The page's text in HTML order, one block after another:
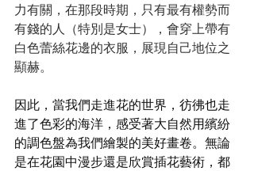
力有關，在那段時期，只有最有權勢而
有錢的人（特別是女士），會穿上帶有
白色蕾絲花邊的衣服，展現自己地位之
顯赫。
因此，當我們走進花的世界，彷彿也走
進了色彩的海洋，感受著大自然用繽紛
的調色盤為我們繪製的美好畫卷。無論
是在花園中漫步還是欣賞插花藝術，都